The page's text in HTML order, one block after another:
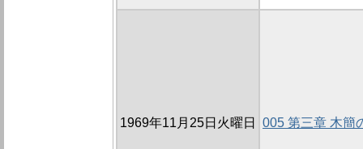
1969年11月25日火曜日 005 第三章 木簡